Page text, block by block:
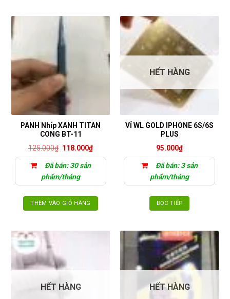
này
có
nhiều
Các
tùy
chọn
có
được
trên
trang
sản
phẩm
PANH Nhíp XANH TITAN
CONG BT-11
125.000₫ Giá
là:
125.000₫.
118.000₫Giá
Đã bán: 30 sản
phẩm/tháng
THÊM VÀO GIỎ HÀNG
HẾT HÀNG
VỈ WL GOLD IPHONE 6S/6S
PLUS
95.000₫
Đã bán: 3 sản
phẩm/tháng
ĐỌC TIẾP
HẾT HÀNG HẾT HÀNG